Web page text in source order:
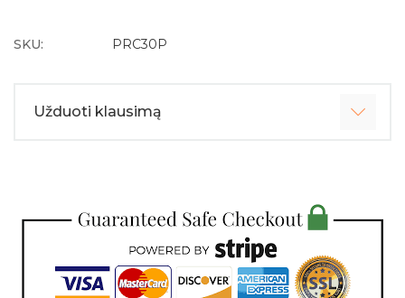
SKU: PRC30P
Užduoti klausimą